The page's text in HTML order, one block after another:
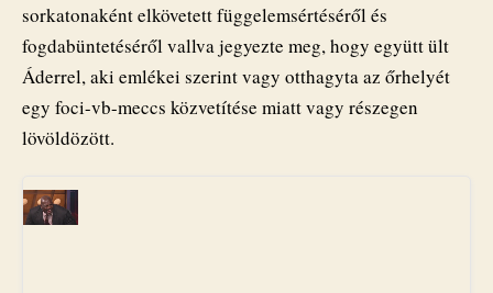
sorkatonaként elkövetett függelemsértéséről és
fogdabüntetéséről vallva jegyezte meg, hogy együtt ült
Áderrel, aki emlékei szerint vagy otthagyta az őrhelyét
egy foci-vb-meccs közvetítése miatt vagy részegen
lövöldözött.